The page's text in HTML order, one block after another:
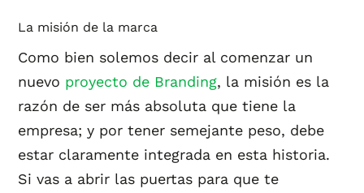
La misión de la marca
Como bien solemos decir al comenzar un
nuevo proyecto de Branding, la misión es la
razón de ser más absoluta que tiene la
empresa; y por tener semejante peso, debe
estar claramente integrada en esta historia.
Si vas a abrir las puertas para que te